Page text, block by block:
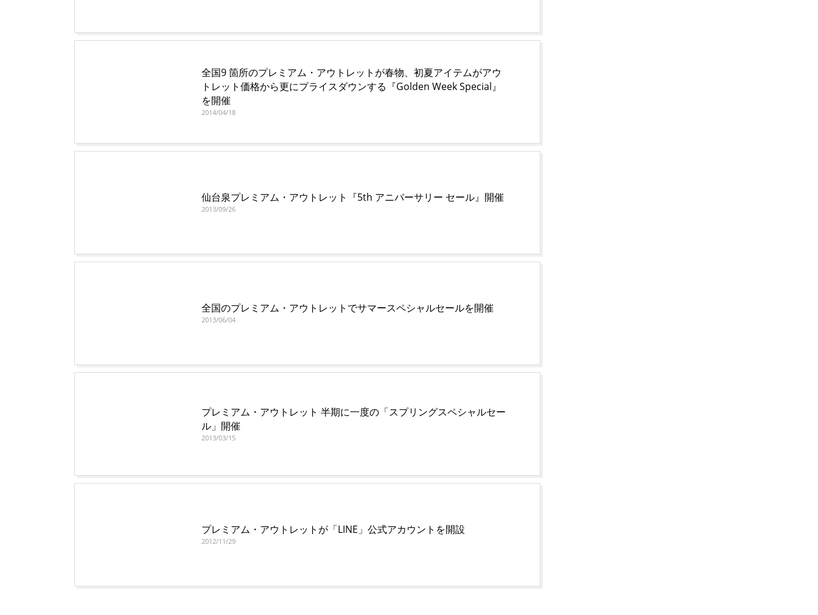
全国9 箇所のプレミアム・アウトレットが春物、初夏アイテムがアウ
トレット価格から更にプライスダウンする『Golden Week Special』
を開催
2014/04/18
仙台泉プレミアム・アウトレット『5th アニバーサリー セール』開催
2013/09/26
全国のプレミアム・アウトレットでサマースペシャルセールを開催
2013/06/04
プレミアム・アウトレット 半期に一度の「スプリングスペシャルセー
ル」開催
2013/03/15
プレミアム・アウトレットが「LINE」公式アカウントを開設
2012/11/29